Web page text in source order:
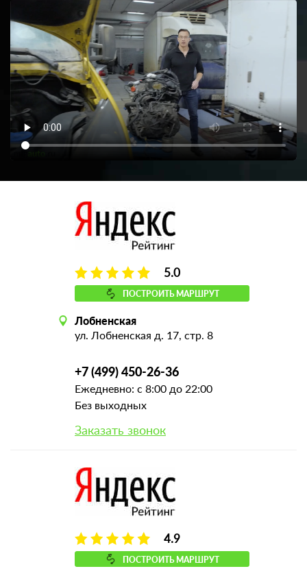
5.0
ПОСТРОИТЬ МАРШРУТ
Лобненская
ул. Лобненская д. 17, стр. 8
+7 (499) 450-26-36
Ежедневно: с 8:00 до 22:00
Без выходных
Заказать звонок
4.9
ПОСТРОИТЬ МАРШРУТ